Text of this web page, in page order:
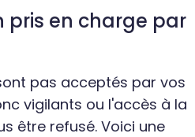
pris en charge par
pas acceptés par vos
vigilants ou l'accès à la
être refusé. Voici une